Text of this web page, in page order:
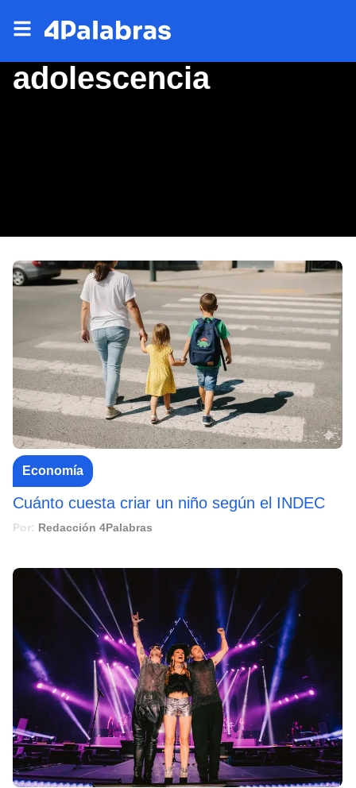
adolescencia
Economía
Cuánto cuesta criar un niño según el INDEC
Por: Redacción 4Palabras